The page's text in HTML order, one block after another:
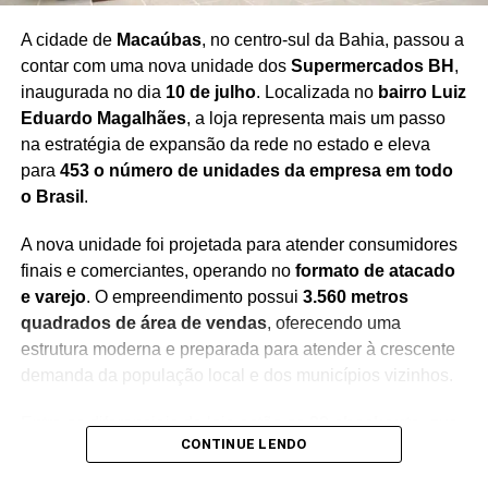
Redação Saiba+
A cidade de Macaúbas, no centro-sul da Bahia, passou a
contar com uma nova unidade dos Supermercados BH ,
inaugurada no dia 10 de julho. Localizada no bairro Luiz
Eduardo Magalhães, a loja representa mais um passo
na estratégia de expansão da rede no estado e eleva
para 453 o número de unidades da empresa em todo
o Brasil .
A nova unidade foi projetada para atender consumidores
finais e comerciantes, operando no formato de atacado
e varejo. O empreendimento possui 3.560 metros
quadrados de área de vendas, oferecendo uma
estrutura moderna e preparada para atender à crescente
demanda da população local e dos municípios vizinhos.
Entre os diferenciais da loja estão os20 checkouts
garantem maior agilidade no atendimento, além de um
CONTINUE LENDO